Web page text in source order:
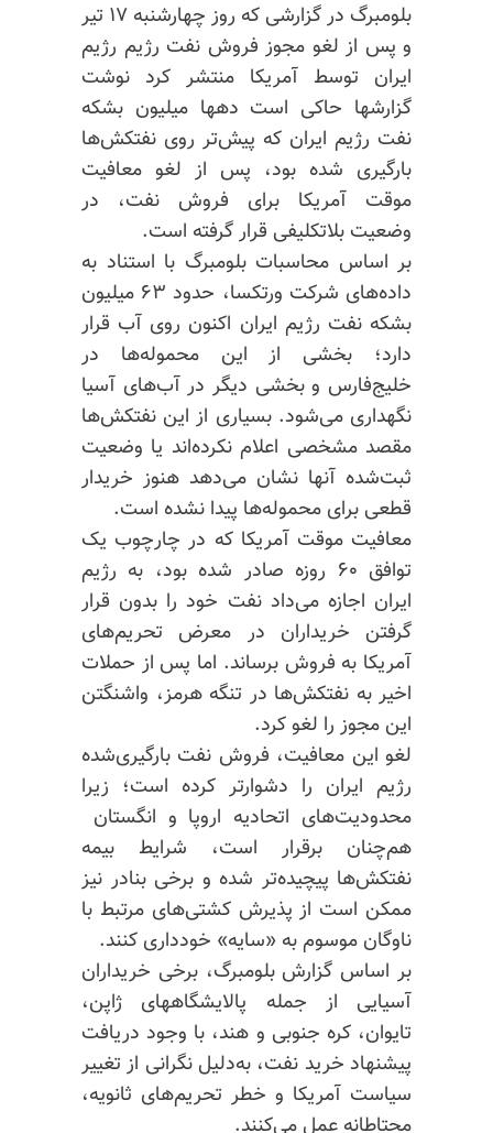
بلومبرگ در گزارشی که روز چهارشنبه ۱۷ تیر
و پس از لغو مجوز فروش نفت رژیم رژیم
ایران توسط آمریکا منتشر کرد نوشت
گزارشها حاکی است دهها میلیون بشکه
نفت رژیم ایران که پیش‌تر روی نفتکش‌ها
بارگیری شده بود، پس از لغو معافیت
موقت آمریکا برای فروش نفت، در
وضعیت بلاتکلیفی قرار گرفته است.
بر اساس محاسبات بلومبرگ با استناد به
داده‌های شرکت ورتکسا، حدود ۶۳ میلیون
بشکه نفت رژیم ایران اکنون روی آب قرار
دارد؛ بخشی از این محموله‌ها در
خلیج‌فارس و بخشی دیگر در آب‌های آسیا
نگهداری می‌شود. بسیاری از این نفتکش‌ها
مقصد مشخصی اعلام نکرده‌اند یا وضعیت
ثبت‌شده آنها نشان می‌دهد هنوز خریدار
قطعی برای محموله‌ها پیدا نشده است.
معافیت موقت آمریکا که در چارچوب یک
توافق ۶۰ روزه صادر شده بود، به رژیم
ایران اجازه می‌داد نفت خود را بدون قرار
گرفتن خریداران در معرض تحریم‌های
آمریکا به فروش برساند. اما پس از حملات
اخیر به نفتکش‌ها در تنگه هرمز، واشنگتن
این مجوز را لغو کرد.
لغو این معافیت، فروش نفت بارگیری‌شده
رژیم ایران را دشوارتر کرده است؛ زیرا
محدودیت‌های اتحادیه اروپا و انگستان
هم‌چنان برقرار است، شرایط بیمه
نفتکش‌ها پیچیده‌تر شده و برخی بنادر نیز
ممکن است از پذیرش کشتی‌های مرتبط با
ناوگان موسوم به «سایه» خودداری کنند.
بر اساس گزارش بلومبرگ، برخی خریداران
آسیایی از جمله پالایشگاههای ژاپن،
تایوان، کره جنوبی و هند، با وجود دریافت
پیشنهاد خرید نفت، به‌دلیل نگرانی از تغییر
سیاست آمریکا و خطر تحریم‌های ثانویه،
محتاطانه عمل می‌کنند.